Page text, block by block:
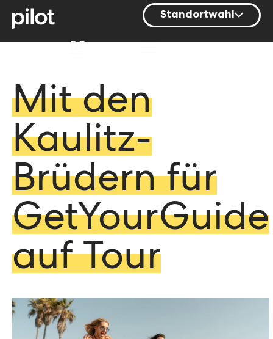
Standortwahl
Berlin
Zürich
Mit den
Kaulitz-
Brüdern für
GetYourGuide
auf Tour